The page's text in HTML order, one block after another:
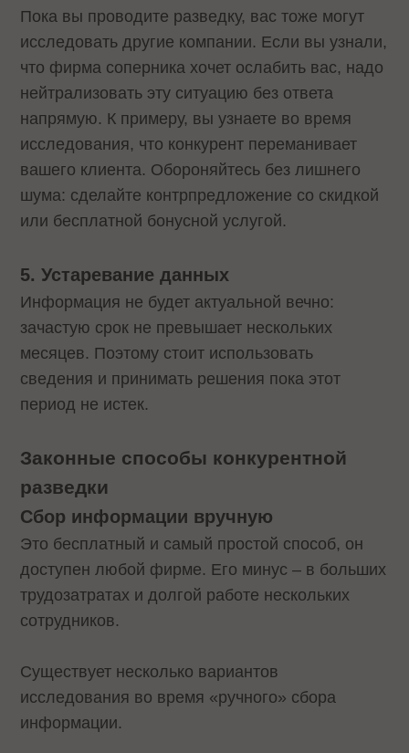
Пока вы проводите разведку, вас тоже могут
исследовать другие компании. Если вы узнали,
что фирма соперника хочет ослабить вас, надо
нейтрализовать эту ситуацию без ответа
напрямую. К примеру, вы узнаете во время
исследования, что конкурент переманивает
вашего клиента. Обороняйтесь без лишнего
шума: сделайте контрпредложение со скидкой
или бесплатной бонусной услугой.
5. Устаревание данных
Информация не будет актуальной вечно:
зачастую срок не превышает нескольких
месяцев. Поэтому стоит использовать
сведения и принимать решения пока этот
период не истек.
Законные способы конкурентной
разведки
Сбор информации вручную
Это бесплатный и самый простой способ, он
доступен любой фирме. Его минус – в больших
трудозатратах и долгой работе нескольких
сотрудников.
Существует несколько вариантов
исследования во время «ручного» сбора
информации.